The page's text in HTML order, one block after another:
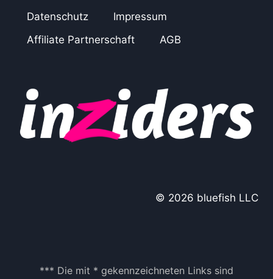
Datenschutz
Impressum
Affiliate Partnerschaft
AGB
© 2026 bluefish LLC
*** Die mit * gekennzeichneten Links sind